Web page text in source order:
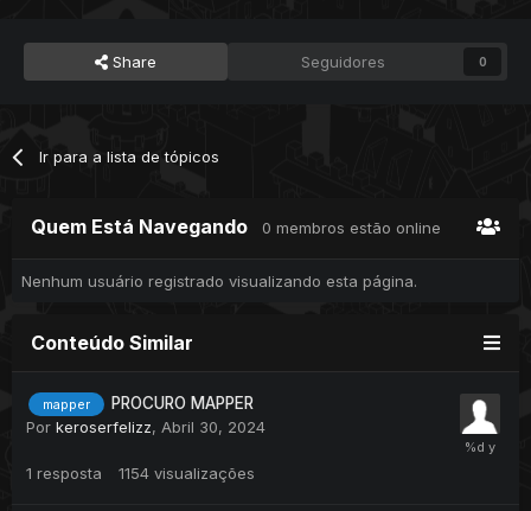
Share Seguidores 0
Ir para a lista de tópicos
Quem Está Navegando 0 membros estão online
Nenhum usuário registrado visualizando esta página.
Conteúdo Similar
mapper
PROCURO MAPPER
Por keroserfelizz, Abril 30, 2024
1 resposta 1154 visualizações